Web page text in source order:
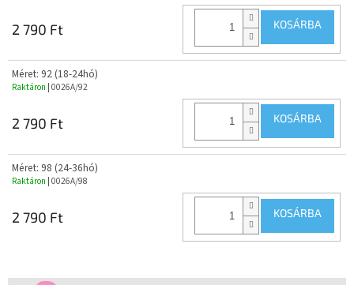
2 790 Ft KOSÁRBA
Méret: 92 (18-24hó)
Raktáron | 0026A/92
2 790 Ft KOSÁRBA
Méret: 98 (24-36hó)
Raktáron | 0026A/98
2 790 Ft KOSÁRBA